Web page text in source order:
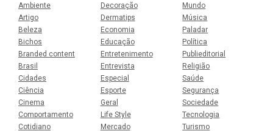
Ambiente
Artigo
Beleza
Bichos
Branded content
Brasil
Cidades
Ciência
Cinema
Comportamento
Cotidiano
Decoração
Dermatips
Economia
Educação
Entretenimento
Entrevista
Especial
Esporte
Geral
Life Style
Mercado
Mundo
Música
Paladar
Política
Publieditorial
Religião
Saúde
Segurança
Sociedade
Tecnologia
Turismo